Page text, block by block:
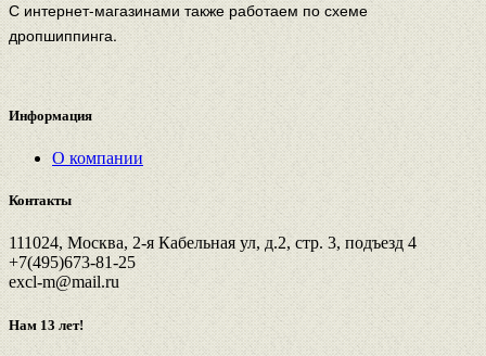
С интернет-магазинами также работаем по схеме
дропшиппинга.
Информация
О компании
Контакты
111024, Москва, 2-я Кабельная ул, д.2, стр. 3, подъезд 4
+7(495)673-81-25
excl-m@mail.ru
Нам 13 лет!